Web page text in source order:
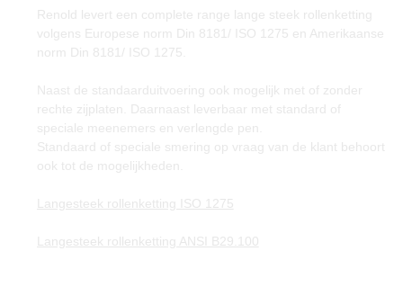
Renold levert een complete range lange steek rollenketting
volgens Europese norm Din 8181/ ISO 1275 en Amerikaanse
norm Din 8181/ ISO 1275.
Naast de standaarduitvoering ook mogelijk met of zonder
rechte zijplaten. Daarnaast leverbaar met standard of
speciale meenemers en verlengde pen.
Standaard of speciale smering op vraag van de klant behoort
ook tot de mogelijkheden.
Langesteek rollenketting ISO 1275
Langesteek rollenketting ANSI B29.100